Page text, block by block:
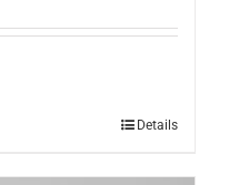
Details